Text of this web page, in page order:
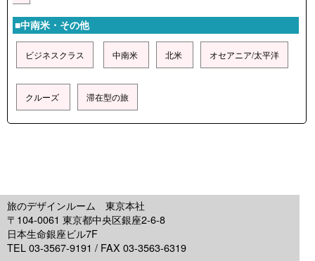
■中南米・その他
ビジネスクラス 中南米 北米 オセアニア/太平洋
クルーズ 滞在型の旅
旅のデザインルーム 東京本社
〒104-0061 東京都中央区銀座2-6-8
日本生命銀座ビル7F
TEL 03-3567-9191 / FAX 03-3563-6319